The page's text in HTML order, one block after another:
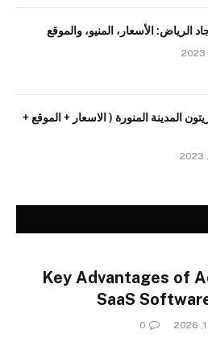
الرياض: الأسعار، المنيو، والموقع
المدينة المنورة ( الاسعار + الموقع +
Key Advantages of
SaaS
0